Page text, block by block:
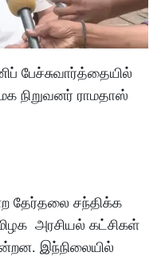
பேச்சுவார்த்தையில்
நிறுவனர் ராமதாஸ்
தேர்தலை சந்திக்க
அரசியல் கட்சிகள்
இந்நிலையில்